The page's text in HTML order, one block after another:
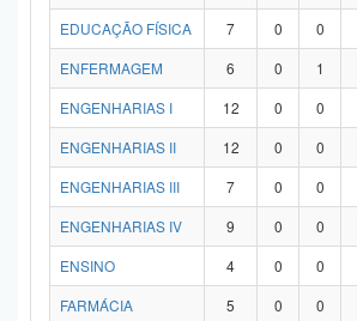
EDUCAÇÃO FÍSICA
7 0 0
ENFERMAGEM
6 0 1
ENGENHARIAS I
12 0 0
ENGENHARIAS II
12 0 0
ENGENHARIAS III
7 0 0
ENGENHARIAS IV
9 0 0
ENSINO
4 0 0
FARMÁCIA
5 0 0